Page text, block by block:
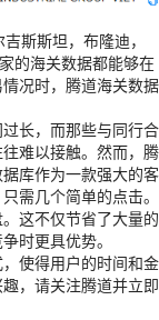
斯斯坦，布隆迪，
的海关数据都能够在
况时，腾道海关数据
长，而那些与同行合
难以接触。然而，腾
库作为一款强大的客
需几个简单的点击。
这不仅节省了大量的
时更具优势。
使得用户的时间和金
，请关注腾道并立即